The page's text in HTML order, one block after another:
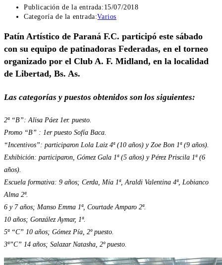
Publicación de la entrada: 15/07/2018
Categoría de la entrada:Varios
Patín Artístico de Paraná F.C. participó este sábado
con su equipo de patinadoras Federadas, en el torneo
organizado por el Club A. F. Midland, en la localidad
de Libertad, Bs. As.
Las categorías y puestos obtenidos son los siguientes:
2ª “B”: Alisa Páez 1er. puesto.
Promo “B” : 1er puesto Sofía Baca.
“Incentivos”: participaron Lola Laiz 4ª (10 años) y Zoe Bon 1ª (9 años).
Exhibición: participaron, Gómez Gala 1ª (5 años) y Pérez Priscila 1ª (6
años).
Escuela formativa: 9 años; Cerda, Mía 1ª, Araldi Valentina 4ª, Lobianco
Alma 2ª.
6 y 7 años; Manso Emma 1ª, Courtade Amparo 2ª.
10 años; González Aymar, 1ª.
5ª “C” 10 años; Gómez Pía, 2º puesto.
3ª”C” 14 años; Salazar Natasha, 2º puesto.